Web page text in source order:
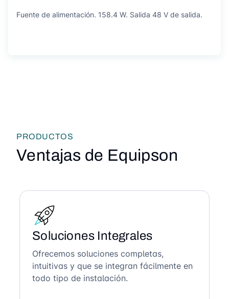
Fuente de alimentación. 158.4 W. Salida 48 V de salida.
PRODUCTOS
Ventajas de Equipson
Soluciones Integrales
Ofrecemos soluciones completas,
intuitivas y que se integran fácilmente en
todo tipo de instalación.